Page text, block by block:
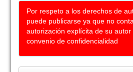
Por respeto a los derechos de
puede publicarse ya que no
autorización explícita de su
convenio de confidencialidad